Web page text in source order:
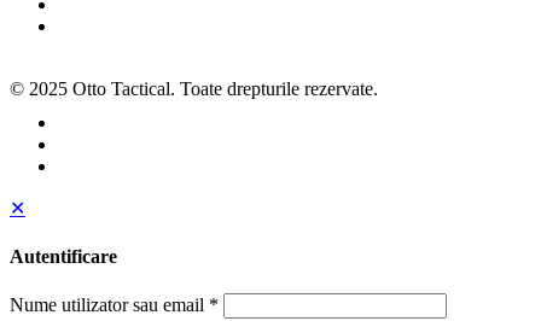
© 2025 Otto Tactical. Toate drepturile rezervate.
✕
Autentificare
Nume utilizator sau email *